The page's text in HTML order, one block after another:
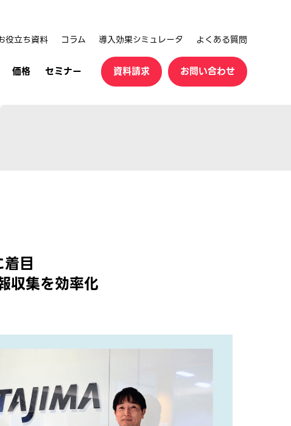
価格 セミナー
役立ち資料 コラム 導入効果シミュレータ よくある質問
資料請求 お問い合わせ
目
収集を効率化